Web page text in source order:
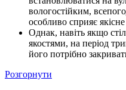
вологостійким,
особливо сприяє
Однак, навіть якщо
якостями, на період
його потрібно
Розгорнути